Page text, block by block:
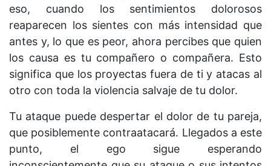
eso, cuando los sentimientos dolorosos
reaparecen los sientes con más intensidad que
antes y, lo que es peor, ahora percibes que quien
los causa es tu compañero o compañera. Esto
significa que los proyectas fuera de ti y atacas al
otro con toda la violencia salvaje de tu dolor.
Tu ataque puede despertar el dolor de tu pareja,
que posiblemente contraatacará. Llegados a este
punto, el ego sigue esperando